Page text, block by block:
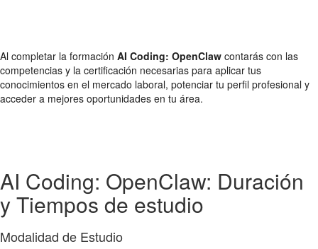
Al completar la formación AI Coding: OpenClaw contarás con las
competencias y la certificación necesarias para aplicar tus
conocimientos en el mercado laboral, potenciar tu perfil profesional y
acceder a mejores oportunidades en tu área.
AI Coding: OpenClaw: Duración
y Tiempos de estudio
Modalidad de Estudio